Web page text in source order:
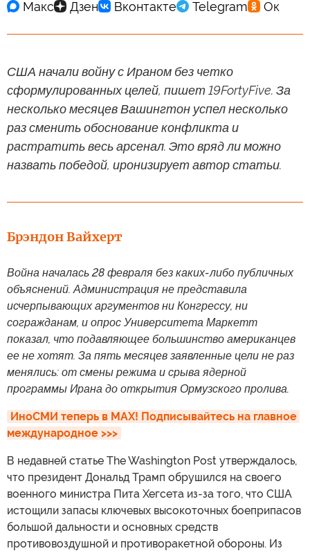
США начали войну с Ираном без четко
сформулированных целей, пишет 19FortyFive. За
несколько месяцев Вашингтон успел несколько
раз сменить обоснование конфликта и
растратить весь арсенал. Это вряд ли можно
назвать победой, иронизирует автор статьи.
Брэндон Вайхерт
Война началась 28 февраля без каких-либо публичных
объяснений. Администрация не представила
исчерпывающих аргументов ни Конгрессу, ни
согражданам, и опрос Университета Маркетт
показал, что подавляющее большинство американцев
ее не хотят. За пять месяцев заявленные цели не раз
менялись: от смены режима и срыва ядерной
программы Ирана до открытия Ормузского пролива.
ИноСМИ теперь в MAX! Подписывайтесь на главное
международное >>>
В недавней статье The Washington Post утверждалось,
что президент Дональд Трамп обрушился на своего
военного министра Пита Хегсета из-за того, что США
истощили запасы ключевых высокоточных боеприпасов
большой дальности и основных средств
противовоздушной и противоракетной обороны. Из